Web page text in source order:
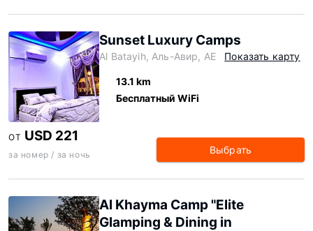
Sunset Luxury Camps
Al Batayih, Аль-Авир, AE Показать карту
13.1 km
Бесплатный WiFi
ОТ USD 221
за номер / за ночь Выбрать
Al Khayma Camp "Elite
Glamping & Dining in